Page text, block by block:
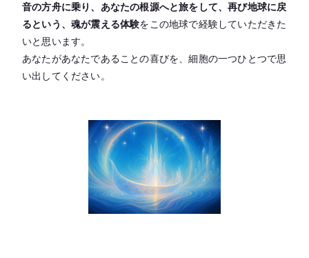
音の方舟に乗り、あなたの根源へと旅をして、再び地球に戻
るという、魂が震える体験をこの地球で経験していただきた
いと思います。
あなたがあなたであることの喜びを、細胞の一つひとつで思
い出してください。